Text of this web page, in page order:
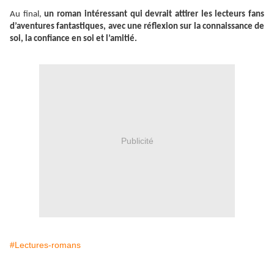
Au final,un roman intéressant qui devrait attirer les lecteurs fans
d’aventures fantastiques, avec une réflexion sur la connaissance de
soi, la confiance en soi et l’amitié.
Publicité
#Lectures-romans